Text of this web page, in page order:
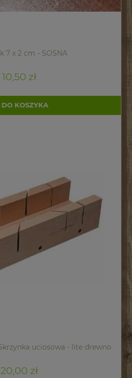
7 x 2 cm - SOSNA
10,50 zł
DO KOSZYKA
uciosowa - lite drewno
20,00 zł